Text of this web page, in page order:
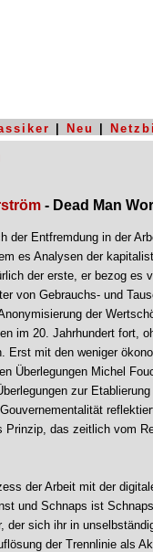
Neu
- Dead Man
der Entfremdung in der
es Analysen der
der erste, er bezog es
von Gebrauchs- und
der
im 20. Jahrhundert fort,
Erst mit den weniger
Überlegungen Michel
zur
Prinzip, das zeitlich vom
der Arbeit mit der
und Schnaps ist
der sich ihr in
der Trennlinie als